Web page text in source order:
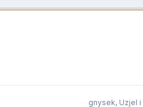
gnysek, Uzjel i